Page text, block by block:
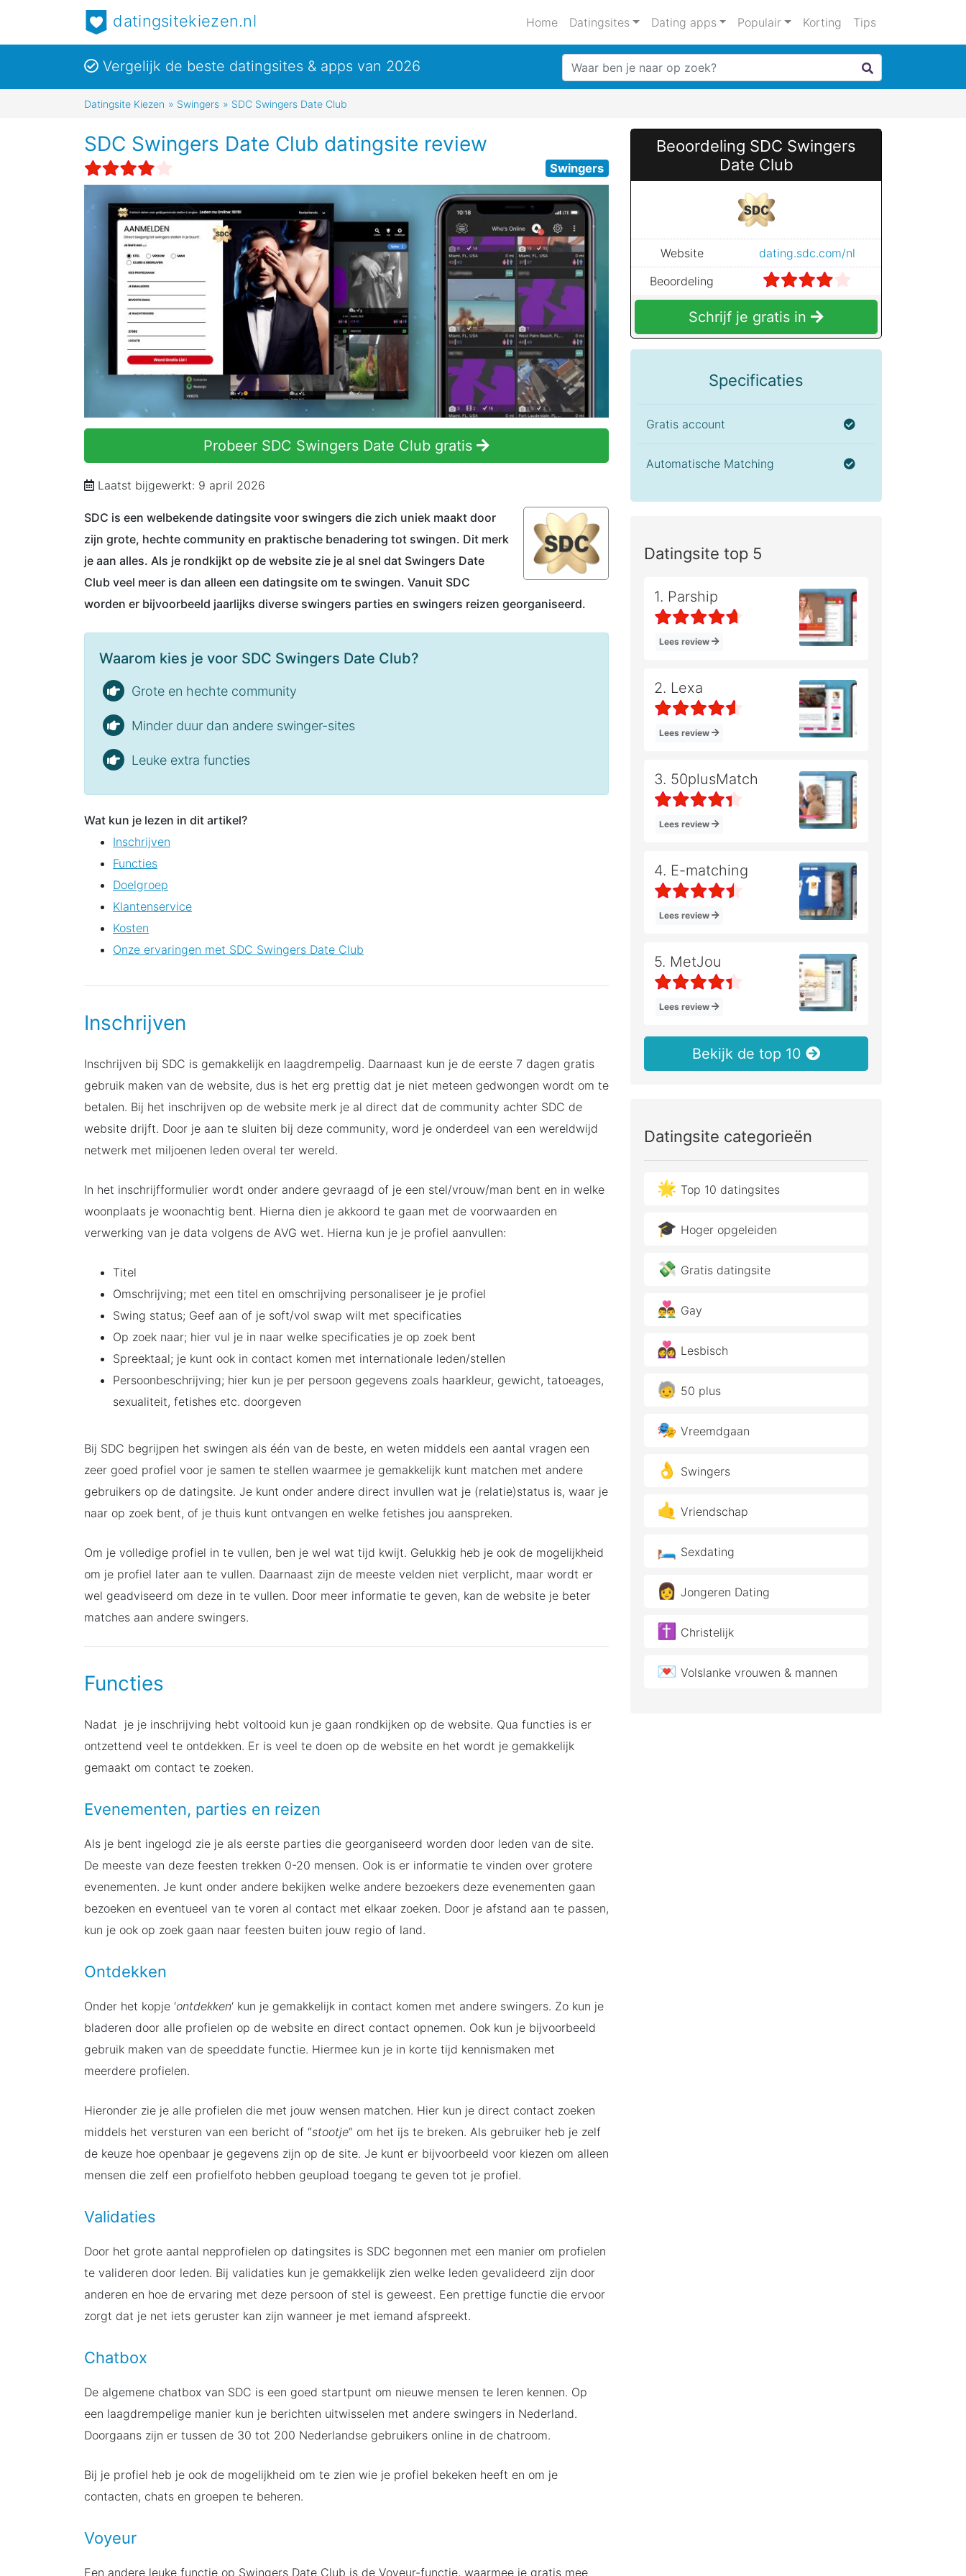
datingsitekiezen.nl Home Datingsites Dating apps Populair Korting Tips
Vergelijk de beste datingsites & apps van 2026
Datingsite Kiezen » Swingers » SDC Swingers Date Club
SDC Swingers Date Club datingsite review
Swingers
Probeer SDC Swingers Date Club gratis
Laatst bijgewerkt: 9 april 2026
SDC is een welbekende datingsite voor swingers die zich uniek maakt door
zijn grote, hechte community en praktische benadering tot swingen. Dit merk
je aan alles. Als je rondkijkt op de website zie je al snel dat Swingers Date
Club veel meer is dan alleen een datingsite om te swingen. Vanuit SDC
worden er bijvoorbeeld jaarlijks diverse swingers parties en swingers reizen georganiseerd.
Waarom kies je voor SDC Swingers Date Club?
Grote en hechte community
Minder duur dan andere swinger-sites
Leuke extra functies
Wat kun je lezen in dit artikel?
Inschrijven
Functies
Doelgroep
Klantenservice
Kosten
Onze ervaringen met SDC Swingers Date Club
Inschrijven
Inschrijven bij SDC is gemakkelijk en laagdrempelig. Daarnaast kun je de eerste 7 dagen gratis
gebruik maken van de website, dus is het erg prettig dat je niet meteen gedwongen wordt om te
betalen. Bij het inschrijven op de website merk je al direct dat de community achter SDC de
website drijft. Door je aan te sluiten bij deze community, word je onderdeel van een wereldwijd
netwerk met miljoenen leden overal ter wereld.
In het inschrijfformulier wordt onder andere gevraagd of je een stel/vrouw/man bent en in welke
woonplaats je woonachtig bent. Hierna dien je akkoord te gaan met de voorwaarden en
verwerking van je data volgens de AVG wet. Hierna kun je je profiel aanvullen:
Titel
Omschrijving; met een titel en omschrijving personaliseer je je profiel
Swing status; Geef aan of je soft/vol swap wilt met specificaties
Op zoek naar; hier vul je in naar welke specificaties je op zoek bent
Spreektaal; je kunt ook in contact komen met internationale leden/stellen
Persoonbeschrijving; hier kun je per persoon gegevens zoals haarkleur, gewicht, tatoeages,
sexualiteit, fetishes etc. doorgeven
Bij SDC begrijpen het swingen als één van de beste, en weten middels een aantal vragen een
zeer goed profiel voor je samen te stellen waarmee je gemakkelijk kunt matchen met andere
gebruikers op de datingsite. Je kunt onder andere direct invullen wat je (relatie)status is, waar je
naar op zoek bent, of je thuis kunt ontvangen en welke fetishes jou aanspreken.
Om je volledige profiel in te vullen, ben je wel wat tijd kwijt. Gelukkig heb je ook de mogelijkheid
om je profiel later aan te vullen. Daarnaast zijn de meeste velden niet verplicht, maar wordt er
wel geadviseerd om deze in te vullen. Door meer informatie te geven, kan de website je beter
matches aan andere swingers.
Functies
Nadat je je inschrijving hebt voltooid kun je gaan rondkijken op de website. Qua functies is er
ontzettend veel te ontdekken. Er is veel te doen op de website en het wordt je gemakkelijk
gemaakt om contact te zoeken.
Evenementen, parties en reizen
Als je bent ingelogd zie je als eerste parties die georganiseerd worden door leden van de site.
De meeste van deze feesten trekken 0-20 mensen. Ook is er informatie te vinden over grotere
evenementen. Je kunt onder andere bekijken welke andere bezoekers deze evenementen gaan
bezoeken en eventueel van te voren al contact met elkaar zoeken. Door je afstand aan te passen,
kun je ook op zoek gaan naar feesten buiten jouw regio of land.
Ontdekken
Onder het kopje ‘ontdekken‘ kun je gemakkelijk in contact komen met andere swingers. Zo kun je
bladeren door alle profielen op de website en direct contact opnemen. Ook kun je bijvoorbeeld
gebruik maken van de speeddate functie. Hiermee kun je in korte tijd kennismaken met
meerdere profielen.
Hieronder zie je alle profielen die met jouw wensen matchen. Hier kun je direct contact zoeken
middels het versturen van een bericht of “stootje” om het ijs te breken. Als gebruiker heb je zelf
de keuze hoe openbaar je gegevens zijn op de site. Je kunt er bijvoorbeeld voor kiezen om alleen
mensen die zelf een profielfoto hebben geupload toegang te geven tot je profiel.
Validaties
Door het grote aantal nepprofielen op datingsites is SDC begonnen met een manier om profielen
te valideren door leden. Bij validaties kun je gemakkelijk zien welke leden gevalideerd zijn door
anderen en hoe de ervaring met deze persoon of stel is geweest. Een prettige functie die ervoor
zorgt dat je net iets geruster kan zijn wanneer je met iemand afspreekt.
Chatbox
De algemene chatbox van SDC is een goed startpunt om nieuwe mensen te leren kennen. Op
een laagdrempelige manier kun je berichten uitwisselen met andere swingers in Nederland.
Doorgaans zijn er tussen de 30 tot 200 Nederlandse gebruikers online in de chatroom.
Bij je profiel heb je ook de mogelijkheid om te zien wie je profiel bekeken heeft en om je
contacten, chats en groepen te beheren.
Voyeur
Een andere leuke functie op Swingers Date Club is de Voyeur-functie, waarmee je gratis mee
Beoordeling SDC Swingers
Date Club
Website
dating.sdc.com/nl
Beoordeling
Schrijf je gratis in
Specificaties
Gratis account
Automatische Matching
Datingsite top 5
1. Parship
Lees review
2. Lexa
Lees review
3. 50plusMatch
Lees review
4. E-matching
Lees review
5. MetJou
Lees review
Bekijk de top 10
Datingsite categorieën
🌟 Top 10 datingsites
🎓 Hoger opgeleiden
💸 Gratis datingsite
👨‍❤️‍👨 Gay
👩‍❤️‍👩 Lesbisch
🧓 50 plus
🎭 Vreemdgaan
👌 Swingers
🤙 Vriendschap
🛏️ Sexdating
👩 Jongeren Dating
✝️ Christelijk
💌 Volslanke vrouwen & mannen